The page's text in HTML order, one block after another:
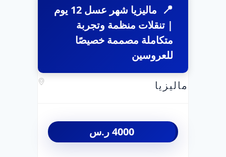
ماليزيا شهر عسل 12 يوم
| تنقلات منظمة وتجربة
متكاملة مصممة خصيصًا
للعروسين
ماليزيا
4000ر.س